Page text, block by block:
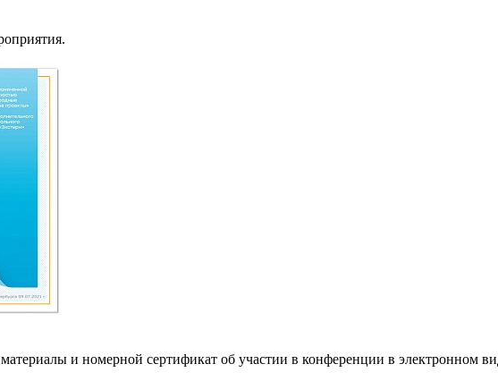
и номерной сертификат об участии в конференции в электронном